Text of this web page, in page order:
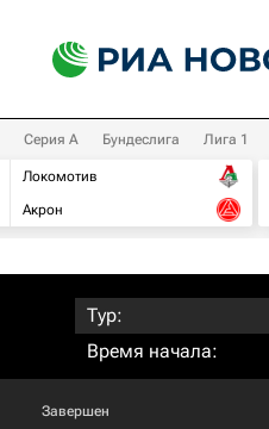
Серия А Бундеслига Лига 1
Локомотив
Акрон
Тур:
Время начала:
Завершен